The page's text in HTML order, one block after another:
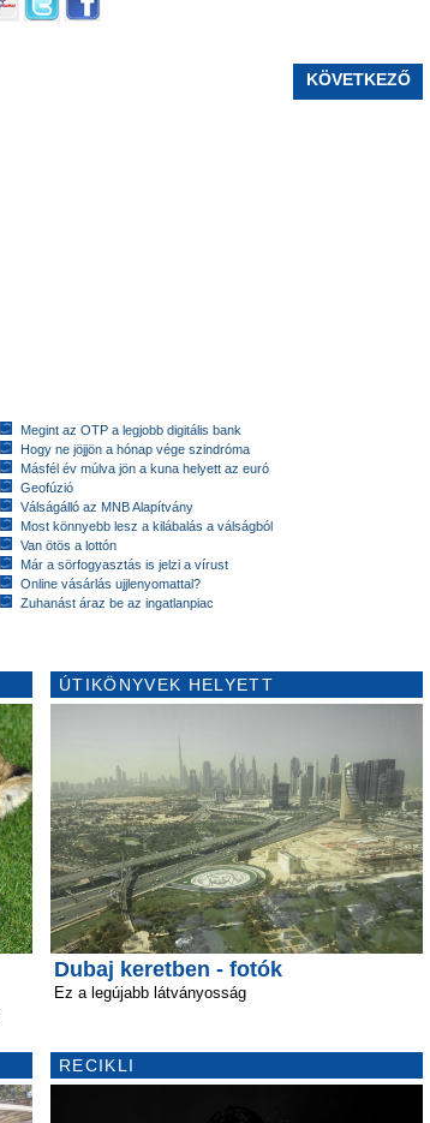
KÖVETKEZŐ
Megint az OTP a legjobb digitális bank
Hogy ne jöjjön a hónap vége szindróma
Másfél év múlva jön a kuna helyett az euró
Geofúzió
Válságálló az MNB Alapítvány
Most könnyebb lesz a kilábalás a válságból
Van ötös a lottón
Már a sörfogyasztás is jelzi a vírust
Online vásárlás ujjlenyomattal?
Zuhanást áraz be az ingatlanpiac
ÚTIKÖNYVEK HELYETT
Dubaj keretben - fotók
Ez a legújabb látványosság
RECIKLI